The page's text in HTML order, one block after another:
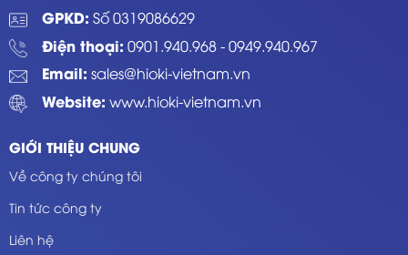
GPKD: Số 0319086629
Điện thoại: 0901.940.968-0949.940.967
Email: sales@hioki-vietnam.vn
Website: www.hioki-vietnam.vn
GIỚI THIỆU CHUNG
Về công ty chúng tôi
Tin tức công ty
Liên hệ